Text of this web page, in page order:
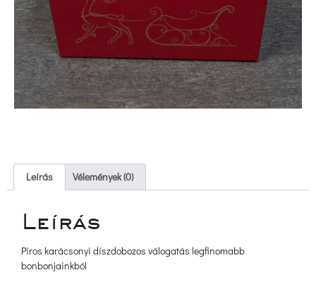
Leírás Vélemények (0)
Leírá
Piros karácsonyi díszdobozos válogatás legfinomabb
bonbonjainkból